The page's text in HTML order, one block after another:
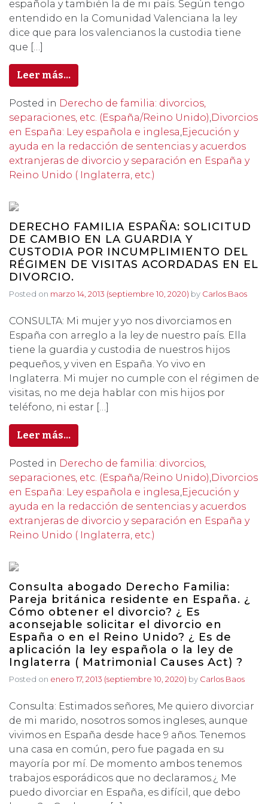
española y también la de mi país. Según tengo
entendido en la Comunidad Valenciana la ley
dice que para los valencianos la custodia tiene
que […]
Leer más…
Posted in Derecho de familia: divorcios,
separaciones, etc. (España/Reino Unido) Divorcios
en España: Ley española e inglesa Ejecución y
ayuda en la redacción de sentencias y acuerdos
extranjeras de divorcio y separación en España y
Reino Unido ( Inglaterra, etc.)
DERECHO FAMILIA ESPAÑA: SOLICITUD
DE CAMBIO EN LA GUARDIA Y
CUSTODIA POR INCUMPLIMIENTO DEL
RÉGIMEN DE VISITAS ACORDADAS EN EL
DIVORCIO.
Posted on marzo 14, 2013 (septiembre 10, 2020) by Carlos Baos
CONSULTA: Mi mujer y yo nos divorciamos en
España con arreglo a la ley de nuestro país. Ella
tiene la guardia y custodia de nuestros hijos
pequeños, y viven en España. Yo vivo en
Inglaterra. Mi mujer no cumple con el régimen de
visitas, no me deja hablar con mis hijos por
teléfono, ni estar […]
Leer más…
Posted in Derecho de familia: divorcios,
separaciones, etc. (España/Reino Unido) Divorcios
en España: Ley española e inglesa Ejecución y
ayuda en la redacción de sentencias y acuerdos
extranjeras de divorcio y separación en España y
Reino Unido ( Inglaterra, etc.)
Consulta abogado Derecho Familia:
Pareja británica residente en España. ¿
Cómo obtener el divorcio? ¿ Es
aconsejable solicitar el divorcio en
España o en el Reino Unido? ¿ Es de
aplicación la ley española o la ley de
Inglaterra ( Matrimonial Causes Act) ?
Posted on enero 17, 2013 (septiembre 10, 2020) by Carlos Baos
Consulta: Estimados señores, Me quiero divorciar
de mi marido, nosotros somos ingleses, aunque
vivimos en España desde hace 9 años. Tenemos
una casa en común, pero fue pagada en su
mayoría por mí. De momento ambos tenemos
trabajos esporádicos que no declaramos.¿ Me
puedo divorciar en España, es difícil, que debo